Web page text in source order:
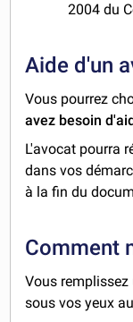
2004 du
Aide d'un
Vous pourrez
avez besoin
L'avocat pourra
dans vos
à la fin du
Comment
Vous
sous vos yeux